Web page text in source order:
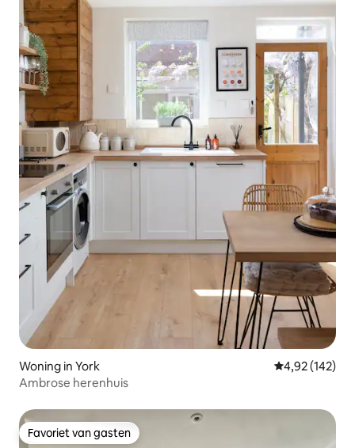
Woning in York Gemiddelde
4,92 (142)
Ambrose herenhuis
Favoriet van gasten
Favoriet van gasten